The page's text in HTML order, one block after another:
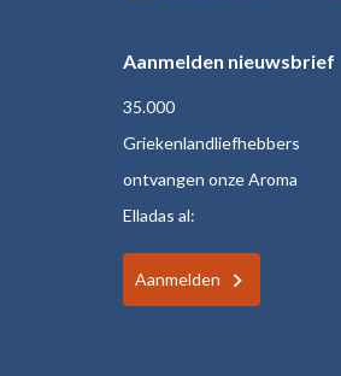
Aanmelden nieuwsbrief
35.000
Griekenlandliefhebbers
ontvangen onze Aroma
Elladas al:
Aanmelden